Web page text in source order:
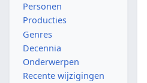
Personen
Producties
Genres
Decennia
Onderwerpen
Recente wijzigingen